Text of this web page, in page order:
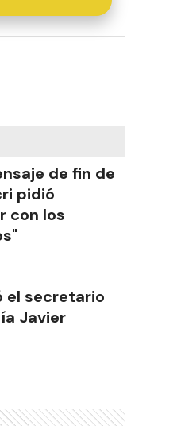
de fin de
pidió
con los
el secretario
Javier